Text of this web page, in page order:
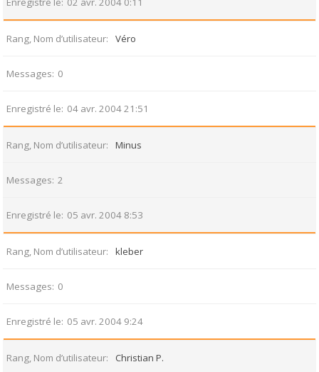
Rang, Nom d’utilisateur Véro
Messages 0
Enregistré le 04 avr. 2004 21:51
Rang, Nom d’utilisateur Minus
Messages 2
Enregistré le 05 avr. 2004 8:53
Rang, Nom d’utilisateur kleber
Messages 0
Enregistré le 05 avr. 2004 9:24
Rang, Nom d’utilisateur Christian P.